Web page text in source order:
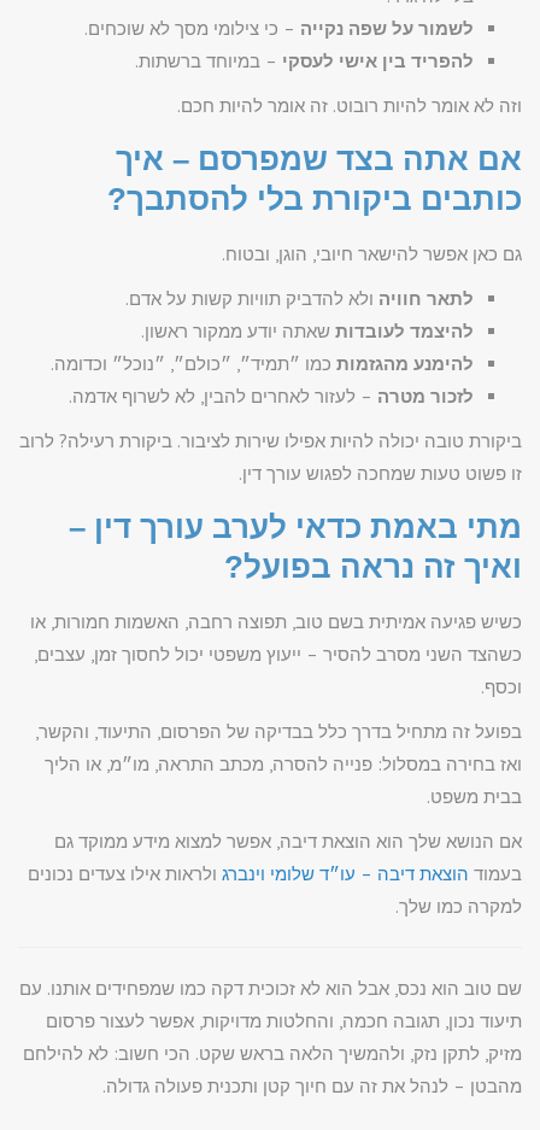
לשמור על שפה נקייה – כי צילומי מסך לא שוכחים.
להפריד בין אישי לעסקי – במיוחד ברשתות.
וזה לא אומר להיות רובוט. זה אומר להיות חכם.
אם אתה בצד שמפרסם – איך
כותבים ביקורת בלי להסתבך?
גם כאן אפשר להישאר חיובי, הוגן, ובטוח.
לתאר חוויה ולא להדביק תוויות קשות על אדם.
להיצמד לעובדות שאתה יודע ממקור ראשון.
להימנע מהגזמות כמו ״תמיד״, ״כולם״, ״נוכל״ וכדומה.
לזכור מטרה – לעזור לאחרים להבין, לא לשרוף אדמה.
ביקורת טובה יכולה להיות אפילו שירות לציבור. ביקורת רעילה? לרוב
זו פשוט טעות שמחכה לפגוש עורך דין.
מתי באמת כדאי לערב עורך דין –
ואיך זה נראה בפועל?
כשיש פגיעה אמיתית בשם טוב, תפוצה רחבה, האשמות חמורות, או
כשהצד השני מסרב להסיר – ייעוץ משפטי יכול לחסוך זמן, עצבים,
וכסף.
בפועל זה מתחיל בדרך כלל בבדיקה של הפרסום, התיעוד, והקשר,
ואז בחירה במסלול: פנייה להסרה, מכתב התראה, מו״מ, או הליך
בבית משפט.
אם הנושא שלך הוא הוצאת דיבה, אפשר למצוא מידע ממוקד גם
בעמוד הוצאת דיבה – עו״ד שלומי וינברג ולראות אילו צעדים נכונים
למקרה כמו שלך.
שם טוב הוא נכס, אבל הוא לא זכוכית דקה כמו שמפחידים אותנו. עם
תיעוד נכון, תגובה חכמה, והחלטות מדויקות, אפשר לעצור פרסום
מזיק, לתקן נזק, ולהמשיך הלאה בראש שקט. הכי חשוב: לא להילחם
מהבטן – לנהל את זה עם חיוך קטן ותכנית פעולה גדולה.